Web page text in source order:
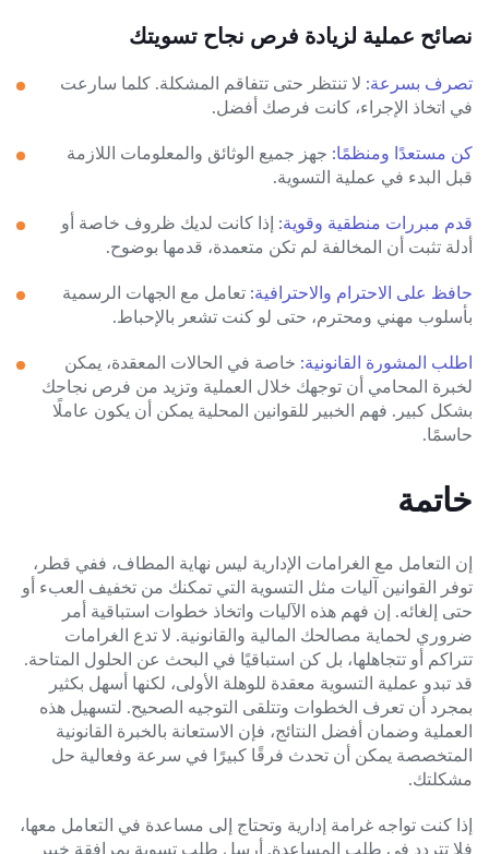
نصائح عملية لزيادة فرص نجاح تسويتك
تصرف بسرعة: لا تنتظر حتى تتفاقم المشكلة. كلما سارعت
في اتخاذ الإجراء، كانت فرصك أفضل.
كن مستعدًا ومنظمًا: جهز جميع الوثائق والمعلومات اللازمة
قبل البدء في عملية التسوية.
قدم مبررات منطقية وقوية: إذا كانت لديك ظروف خاصة أو
أدلة تثبت أن المخالفة لم تكن متعمدة، قدمها بوضوح.
حافظ على الاحترام والاحترافية: تعامل مع الجهات الرسمية
بأسلوب مهني ومحترم، حتى لو كنت تشعر بالإحباط.
اطلب المشورة القانونية: خاصة في الحالات المعقدة، يمكن
لخبرة المحامي أن توجهك خلال العملية وتزيد من فرص نجاحك
بشكل كبير. فهم الخبير للقوانين المحلية يمكن أن يكون عاملًا
حاسمًا.
خاتمة
إن التعامل مع الغرامات الإدارية ليس نهاية المطاف، ففي قطر،
توفر القوانين آليات مثل التسوية التي تمكنك من تخفيف العبء أو
حتى إلغائه. إن فهم هذه الآليات واتخاذ خطوات استباقية أمر
ضروري لحماية مصالحك المالية والقانونية. لا تدع الغرامات
تتراكم أو تتجاهلها، بل كن استباقيًا في البحث عن الحلول المتاحة.
قد تبدو عملية التسوية معقدة للوهلة الأولى، لكنها أسهل بكثير
بمجرد أن تعرف الخطوات وتتلقى التوجيه الصحيح. لتسهيل هذه
العملية وضمان أفضل النتائج، فإن الاستعانة بالخبرة القانونية
المتخصصة يمكن أن تحدث فرقًا كبيرًا في سرعة وفعالية حل
مشكلتك.
إذا كنت تواجه غرامة إدارية وتحتاج إلى مساعدة في التعامل معها،
فلا تتردد في طلب المساعدة. أرسل طلب تسوية بمرافقة خبير